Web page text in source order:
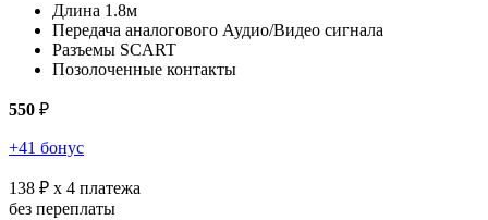
Длина 1.8м
Передача аналогового Аудио/Видео сигнала
Разъемы SCART
Позолоченные контакты
550 ₽
+41 бонус
138 ₽ x 4 платежа
без переплаты